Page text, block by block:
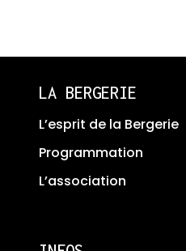
LA BERGERIE
L’esprit de la Bergerie
Programmation
L’association